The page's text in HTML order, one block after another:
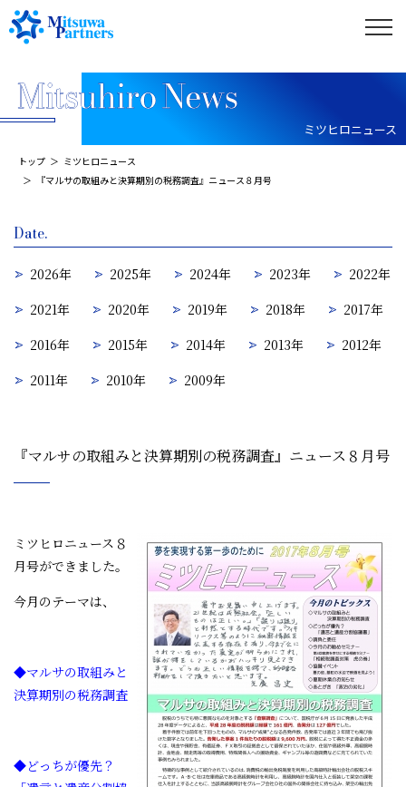
ミツヒロニュース
トップ
ミツヒロニュース
『マルサの取組みと決算期別の税務調査』ニュース８月号
『マルサの取組みと決算期別の税務調査』ニュース８月号
ミツヒロニュース８
月号ができました。
今月のテーマは、
◆マルサの取組みと
決算期別の税務調査
◆どっちが優先？
Date.
2026年 2025年 2024年 2023年
2022年
2021年
2020年 2019年 2018年
2017年
2016年
2015年 2014年 2013年
2012年
2011年
2010年 2009年